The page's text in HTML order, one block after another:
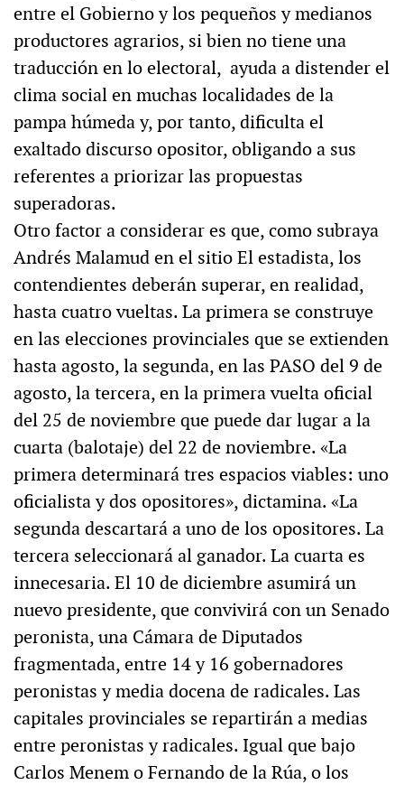
entre el Gobierno y los pequeños y medianos
productores agrarios, si bien no tiene una
traducción en lo electoral, ayuda a distender el
clima social en muchas localidades de la
pampa húmeda y, por tanto, dificulta el
exaltado discurso opositor, obligando a sus
referentes a priorizar las propuestas
superadoras.
Otro factor a considerar es que, como subraya
Andrés Malamud en el sitio El estadista, los
contendientes deberán superar, en realidad,
hasta cuatro vueltas. La primera se construye
en las elecciones provinciales que se extienden
hasta agosto, la segunda, en las PASO del 9 de
agosto, la tercera, en la primera vuelta oficial
del 25 de noviembre que puede dar lugar a la
cuarta (balotaje) del 22 de noviembre. «La
primera determinará tres espacios viables: uno
oficialista y dos opositores», dictamina. «La
segunda descartará a uno de los opositores. La
tercera seleccionará al ganador. La cuarta es
innecesaria. El 10 de diciembre asumirá un
nuevo presidente, que convivirá con un Senado
peronista, una Cámara de Diputados
fragmentada, entre 14 y 16 gobernadores
peronistas y media docena de radicales. Las
capitales provinciales se repartirán a medias
entre peronistas y radicales. Igual que bajo
Carlos Menem o Fernando de la Rúa, o los